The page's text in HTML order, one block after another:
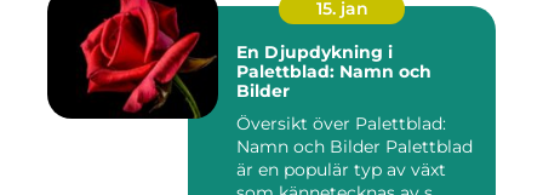
15. jan
En Djupdykning i
Palettblad: Namn och
Bilder
Översikt över Palettblad:
Namn och Bilder Palettblad
är en populär typ av växt